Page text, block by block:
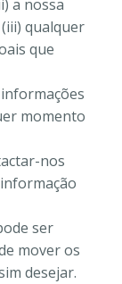
a nossa
qualquer
que
momento
nos
ser
mover os
desejar.